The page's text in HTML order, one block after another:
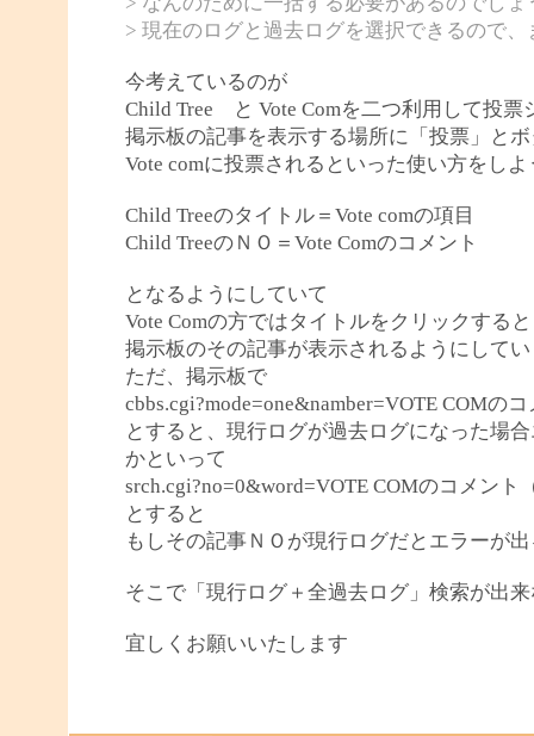
> 現在のログと過去ログを選択できるので
今考えているのが
Child Tree と Vote Comを二つ利用して投
掲示板の記事を表示する場所に「投票」と
Vote comに投票されるといった使い方をし
Child Treeのタイトル＝Vote comの項目
Child TreeのＮＯ＝Vote Comのコメント
となるようにしていて
Vote Comの方ではタイトルをクリックすると
掲示板のその記事が表示されるようにして
ただ、掲示板で
cbbs.cgi?mode=one&namber=VOTE COMの
とすると、現行ログが過去ログになった場
かといって
srch.cgi?no=0&word=VOTE COMのコメン
とすると
もしその記事ＮＯが現行ログだとエラーが
そこで「現行ログ＋全過去ログ」検索が出
宜しくお願いいたします